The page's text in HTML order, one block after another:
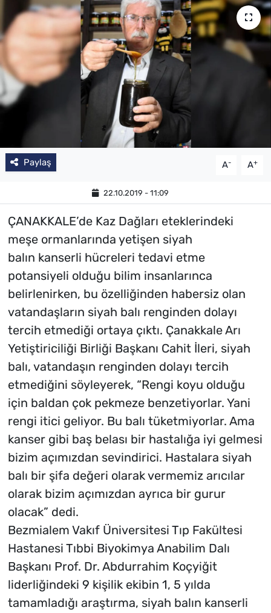
Paylaş A- A+
22.10.2019 - 11:09
ÇANAKKALE’de Kaz Dağları eteklerindeki
meşe ormanlarında yetişen siyah
balın kanserli hücreleri tedavi etme
potansiyeli olduğu bilim insanlarınca
belirlenirken, bu özelliğinden habersiz olan
vatandaşların siyah balı renginden dolayı
tercih etmediği ortaya çıktı. Çanakkale Arı
Yetiştiriciliği Birliği Başkanı Cahit İleri, siyah
balı, vatandaşın renginden dolayı tercih
etmediğini söyleyerek, “Rengi koyu olduğu
için baldan çok pekmeze benzetiyorlar. Yani
rengi itici geliyor. Bu balı tüketmiyorlar. Ama
kanser gibi baş belası bir hastalığa iyi gelmesi
bizim açımızdan sevindirici. Hastalara siyah
balı bir şifa değeri olarak vermemiz arıcılar
olarak bizim açımızdan ayrıca bir gurur
olacak” dedi.
Bezmialem Vakıf Üniversitesi Tıp Fakültesi
Hastanesi Tıbbi Biyokimya Anabilim Dalı
Başkanı Prof. Dr. Abdurrahim Koçyiğit
liderliğindeki 9 kişilik ekibin 1, 5 yılda
tamamladığı araştırma, siyah balın kanserli